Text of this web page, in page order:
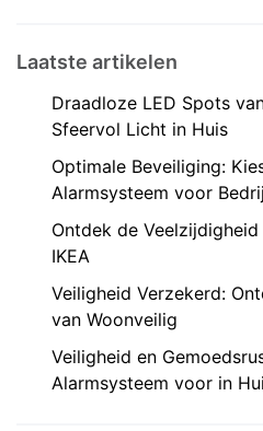
Laatste artikelen
Draadloze LED Spots
Sfeervol Licht in Huis
Optimale Beveiliging:
Alarmsysteem voor
Ontdek de
IKEA
Veiligheid Verzekerd:
van Woonveilig
Veiligheid en
Alarmsysteem voor in